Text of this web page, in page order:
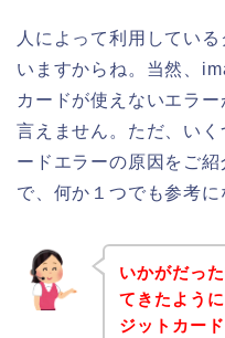
人によって利用してい
いますからね。当然、
カードが使えないエラ
言えません。ただ、い
ードエラーの原因をご
で、何か１つでも参考に
いかがだっ
てきたよう
ジットカー